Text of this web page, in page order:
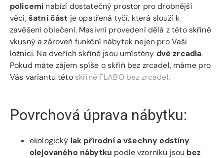
policemi nabízí dostatečný prostor pro drobnější
věci,šatní část je opatřená tyčí, která slouží k
zavěšení oblečení. Masivní provedení dělá z této skříně
vkusný a zároveň funkční nábytek nejen pro Vaši
ložnici. Na dveřích skříně jsou umístěny dvě zrcadla.
Pokud máte zájem spíše o skříň bez zrcadel, máme pro
Vás variantu této skříně FLABO bez zrcadel.
Povrchová úprava nábytku:
ekologický lak přírodní a všechny odstíny
olejovaného nábytku podle vzorníku jsou bez